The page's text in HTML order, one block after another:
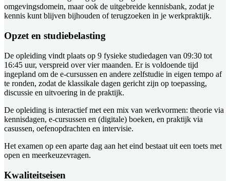
omgevingsdomein, maar ook de uitgebreide kennisbank, zodat je
kennis kunt blijven bijhouden of terugzoeken in je werkpraktijk.
Opzet en studiebelasting
De opleiding vindt plaats op 9 fysieke studiedagen van 09:30 tot
16:45 uur, verspreid over vier maanden. Er is voldoende tijd
ingepland om de e-cursussen en andere zelfstudie in eigen tempo af
te ronden, zodat de klassikale dagen gericht zijn op toepassing,
discussie en uitvoering in de praktijk.
De opleiding is interactief met een mix van werkvormen: theorie via
kennisdagen, e-cursussen en (digitale) boeken, en praktijk via
casussen, oefenopdrachten en intervisie.
Het examen op een aparte dag aan het eind bestaat uit een toets met
open en meerkeuzevragen.
Kwaliteitseisen